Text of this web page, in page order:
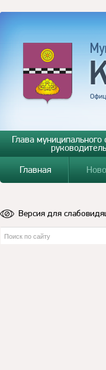
Глава
Главная
Версия для